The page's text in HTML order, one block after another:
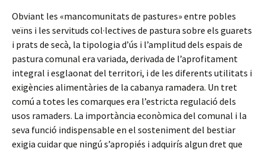
Obviant les «mancomunitats de pastures» entre pobles
veïns i les servituds col·lectives de pastura sobre els guarets
i prats de secà, la tipologia d’ús i l’amplitud dels espais de
pastura comunal era variada, derivada de l’aprofitament
integral i esglaonat del territori, i de les diferents utilitats i
exigències alimentàries de la cabanya ramadera. Un tret
comú a totes les comarques era l’estricta regulació dels
usos ramaders. La importància econòmica del comunal i la
seva funció indispensable en el sosteniment del bestiar
exigia cuidar que ningú s’apropiés i adquirís algun dret que